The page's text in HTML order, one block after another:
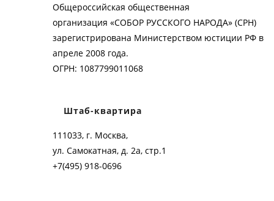
Общероссийская общественная
организация «СОБОР РУССКОГО НАРОДА» (СРН)
зарегистрирована Министерством юстиции РФ в
апреле 2008 года.
ОГРН: 1087799011068
Штаб-квартира
111033, г. Москва,
ул. Самокатная, д. 2а, стр.1
+7(495) 918-0696